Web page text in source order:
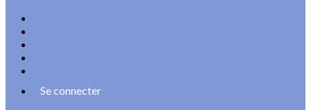
Se connecter